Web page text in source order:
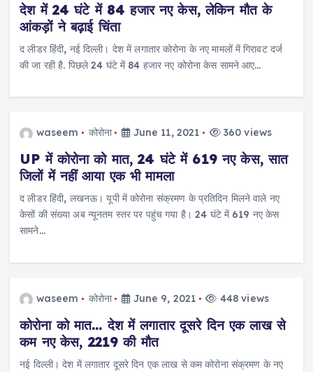
देश में 24 घंटे में 84 हजार नए केस, लेकिन मौत के
आंकड़ों ने बढ़ाई चिंता
द लीडर हिंदी, नई दिल्ली। देश में लगातार कोरोना के नए मामलों में गिरावट दर्ज
की जा रही है. पिछले 24 घंटे में 84 हजार नए कोरोना केस सामने आए…
waseem कोरोना June 11, 2021 360 views
UP में कोरोना को मात, 24 घंटे में 619 नए केस, सात
जिलों में नहीं आया एक भी मामला
द लीडर हिंदी, लखनऊ। यूपी में कोरोना संक्रमण के प्रतिदिन मिलने वाले नए
केसों की संख्या अब न्यूनतम स्तर पर पहुंच गया है। 24 घंटे में 619 नए केस
सामने…
waseem कोरोना June 9, 2021 448 views
कोरोना को मात… देश में लगातार दूसरे दिन एक लाख से
कम नए केस, 2219 की मौत
नई दिल्ली। देश में लगातार दूसरे दिन एक लाख से कम कोरोना संक्रमण के नए